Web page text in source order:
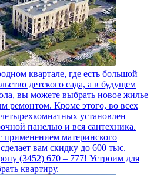
квартале, где есть большой
детского сада, а в будущем
вы можете выбрать новое жилье
ремонтом. Кроме этого, во всех
установлен
панелью и вся сантехника.
материнского
вам скидку до 600 тыс.
(3452) 670 – 777! Устроим для
квартиру.